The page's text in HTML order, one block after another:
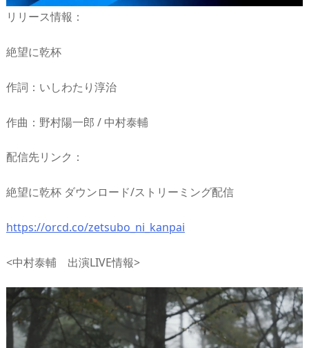
リリース情報：
絶望に乾杯
作詞：いしわたり淳治
作曲：野村陽一郎 / 中村泰輔
配信先リンク：
絶望に乾杯 ダウンロード/ストリーミング配信
https://orcd.co/zetsubo_ni_kanpai
<中村泰輔 出演LIVE情報>